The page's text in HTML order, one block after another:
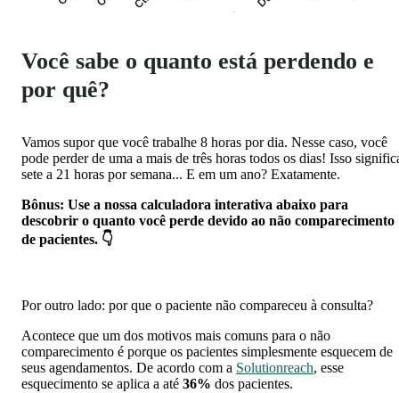
Você sabe o quanto está perdendo e
por quê?
Vamos supor que você trabalhe 8 horas por dia. Nesse caso, você
pode perder de uma a mais de três horas todos os dias! Isso
sete a 21 horas por semana... E em um ano? Exatamente.
Bônus: Use a nossa calculadora interativa abaixo para
descobrir o quanto você perde devido ao não comparecimento
de pacientes. 👇
Por outro lado: por que o paciente não compareceu à consulta?
Acontece que um dos motivos mais comuns para o não
comparecimento é porque os pacientes simplesmente esquecem de
seus agendamentos. De acordo com a Solutionreach, esse
esquecimento se aplica a até 36% dos pacientes.